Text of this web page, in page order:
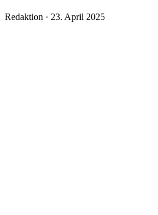
Redaktion · Veröffentlicht
23. April 2025